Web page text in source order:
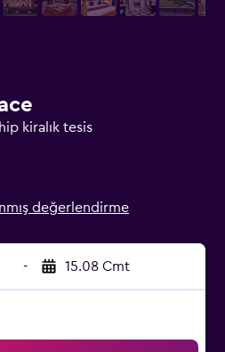
kiralık tesis
değerlendirme
- 15.08 Cmt